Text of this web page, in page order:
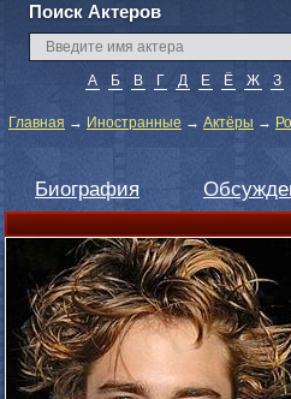
Поиск Актеров
А Б В Г Д Е Ё Ж З
Главная → Иностранные → Актёры →
Биография